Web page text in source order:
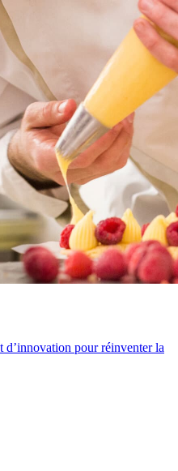
d’innovation pour réinventer la